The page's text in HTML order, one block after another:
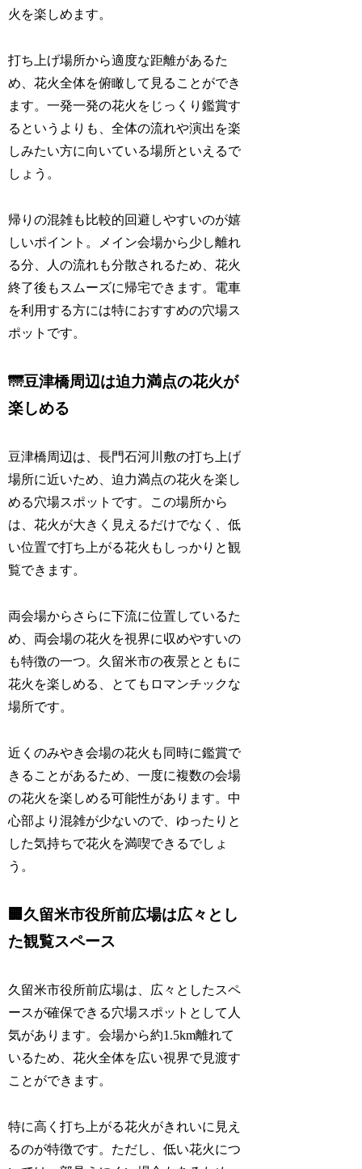
火を楽しめます。
打ち上げ場所から適度な距離があるた
め、花火全体を俯瞰して見ることができ
ます。一発一発の花火をじっくり鑑賞す
るというよりも、全体の流れや演出を楽
しみたい方に向いている場所といえるで
しょう。
帰りの混雑も比較的回避しやすいのが嬉
しいポイント。メイン会場から少し離れ
る分、人の流れも分散されるため、花火
終了後もスムーズに帰宅できます。電車
を利用する方には特におすすめの穴場ス
ポットです。
🌁豆津橋周辺は迫力満点の花火が
楽しめる
豆津橋周辺は、長門石河川敷の打ち上げ
場所に近いため、迫力満点の花火を楽し
める穴場スポットです。この場所から
は、花火が大きく見えるだけでなく、低
い位置で打ち上がる花火もしっかりと観
覧できます。
両会場からさらに下流に位置しているた
め、両会場の花火を視界に収めやすいの
も特徴の一つ。久留米市の夜景とともに
花火を楽しめる、とてもロマンチックな
場所です。
近くのみやき会場の花火も同時に鑑賞で
きることがあるため、一度に複数の会場
の花火を楽しめる可能性があります。中
心部より混雑が少ないので、ゆったりと
した気持ちで花火を満喫できるでしょ
う。
🏢久留米市役所前広場は広々とし
た観覧スペース
久留米市役所前広場は、広々としたスペ
ースが確保できる穴場スポットとして人
気があります。会場から約1.5km離れて
いるため、花火全体を広い視界で見渡す
ことができます。
特に高く打ち上がる花火がきれいに見え
るのが特徴です。ただし、低い花火につ